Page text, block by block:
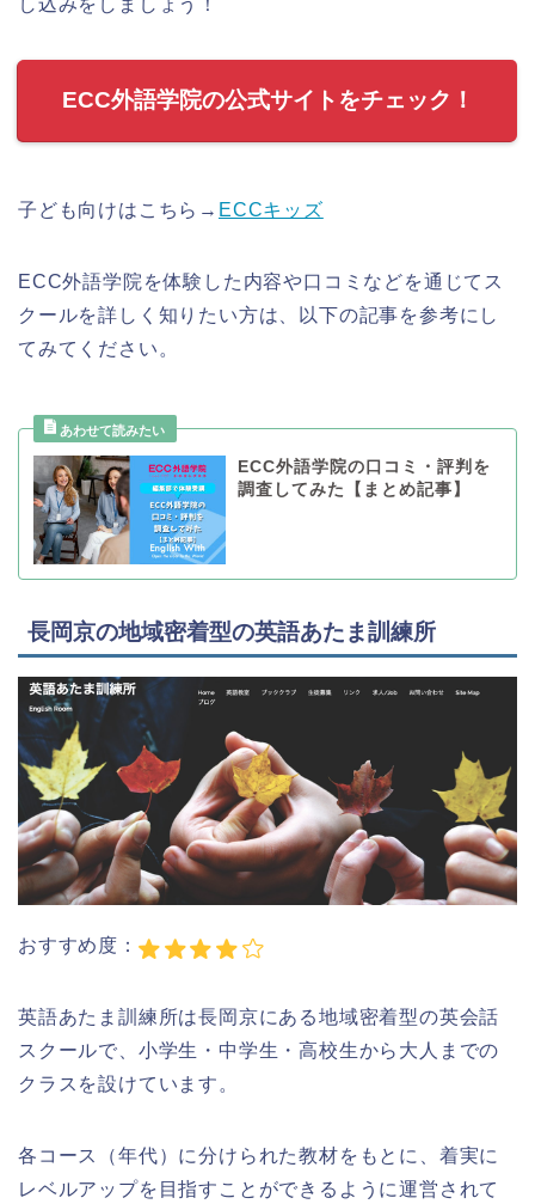
し込みをしましょう！
ECC外語学院の公式サイトをチェック！
子ども向けはこちら→ ECCキッズ
ECC外語学院を体験した内容や口コミなどを通じてス
クールを詳しく知りたい方は、以下の記事を参考にし
てみてください。
ECC外語学院の口コミ・評判を
調査してみた【まとめ記事】
長岡京の地域密着型の英語あたま訓練所
おすすめ度：
英語あたま訓練所は長岡京にある地域密着型の英会話
スクールで、小学生・中学生・高校生から大人までの
クラスを設けています。
各コース（年代）に分けられた教材をもとに、着実に
レベルアップを目指すことができるように運営されて